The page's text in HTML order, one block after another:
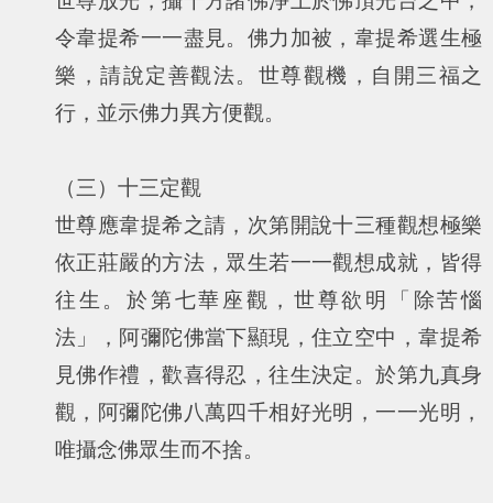
令韋提希一一盡見。佛力加被，韋提希選生極
樂，請說定善觀法。世尊觀機，自開三福之
行，並示佛力異方便觀。
（三）十三定觀
世尊應韋提希之請，次第開說十三種觀想極樂
依正莊嚴的方法，眾生若一一觀想成就，皆得
往生。於第七華座觀，世尊欲明「除苦惱
法」，阿彌陀佛當下顯現，住立空中，韋提希
見佛作禮，歡喜得忍，往生決定。於第九真身
觀，阿彌陀佛八萬四千相好光明，一一光明，
唯攝念佛眾生而不捨。